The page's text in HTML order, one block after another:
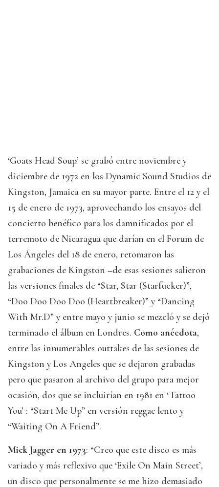
‘Goats Head Soup’ se grabó entre noviembre y
diciembre de 1972 en los Dynamic Sound Studios de
Kingston, Jamaica en su mayor parte. Entre el 12 y el
15 de enero de 1973, aprovechando los ensayos del
concierto benéfico para los damnificados por el
terremoto de Nicaragua que darían en el Forum de
Los Ángeles del 18 de enero, retomaron las
grabaciones de Kingston –de esas sesiones salieron
las versiones finales de “Star, Star (Starfucker)”,
“Doo Doo Doo Doo (Heartbreaker)” y “Dancing
With Mr.D” y entre mayo y junio se mezcló y se dejó
terminado el álbum en Londres. Como anécdota,
entre las innumerables outtakes de las sesiones de
Kingston y Los Angeles que se dejaron grabadas
pero que pasaron al archivo del grupo para mejor
ocasión, dos que se incluirían en 1981 en ‘Tattoo
You’ : “Start Me Up” en versión reggae lento y
“Waiting On A Friend”.
Mick Jagger en 1973: “Creo que este disco es más
variado y más reflexivo que ‘Exile On Main Street’,
un disco que personalmente se me hizo demasiado